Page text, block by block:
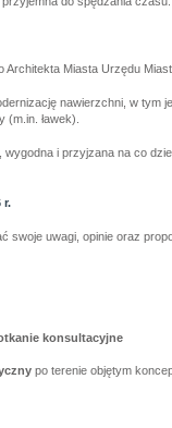
Miasta Urzędu
nawierzchni, w
ławek).
i przyjzana na co
r.
swoje uwagi, opinie oraz
konsultacyjne
po terenie objętym